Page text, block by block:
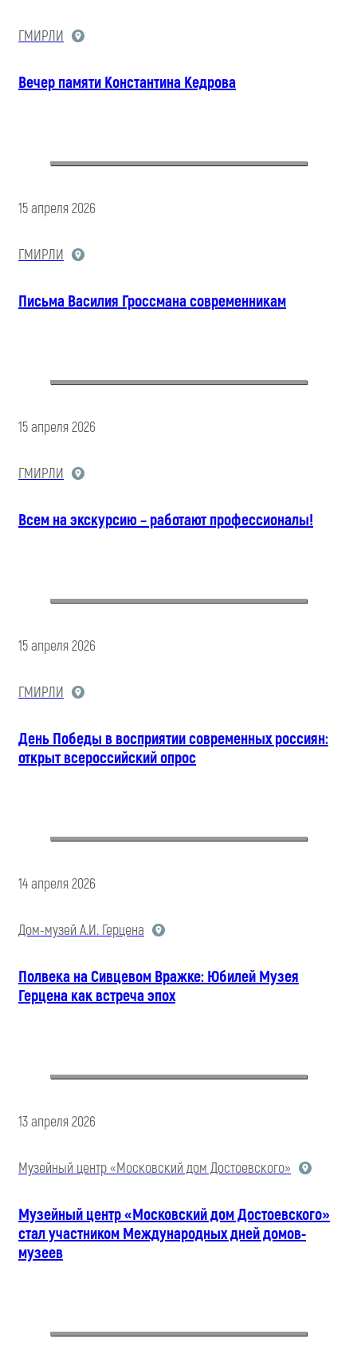
ГМИРЛИ
Вечер памяти Константина Кедрова
15 апреля 2026
ГМИРЛИ
Письма Василия Гроссмана современникам
15 апреля 2026
ГМИРЛИ
Всем на экскурсию – работают профессионалы!
15 апреля 2026
ГМИРЛИ
День Победы в восприятии современных россиян:
открыт всероссийский опрос
14 апреля 2026
Дом-музей А.И. Герцена
Полвека на Сивцевом Вражке: Юбилей Музея
Герцена как встреча эпох
13 апреля 2026
Музейный центр «Московский дом Достоевского»
Музейный центр «Московский дом Достоевского»
стал участником Международных дней домов-
музеев